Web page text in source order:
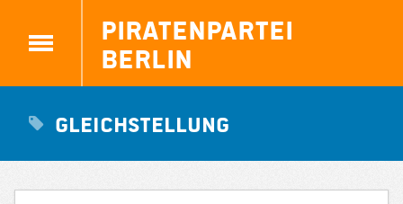
Piratenpartei
Berlin
Gleichstellung